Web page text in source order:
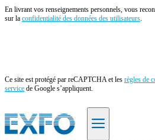
En livrant vos renseignements personnels, vous
sur la confidentialité des données des utilisateurs.
Ce site est protégé par reCAPTCHA et les règles de
service de Google s’appliquent.